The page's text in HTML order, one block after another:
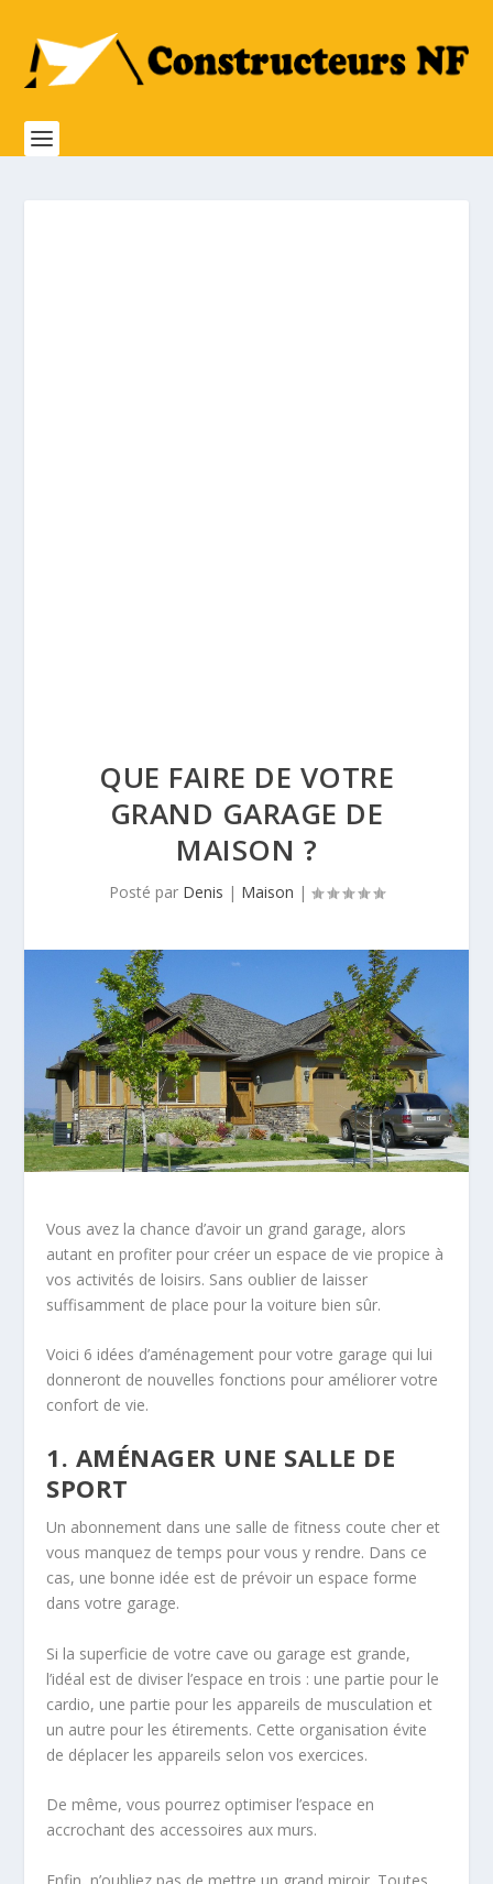
QUE FAIRE DE VOTRE
GRAND GARAGE DE
MAISON ?
Posté par Denis | Maison |
Vous avez la chance d’avoir un grand garage, alors
autant en profiter pour créer un espace de vie propice à
vos activités de loisirs. Sans oublier de laisser
suffisamment de place pour la voiture bien sûr.
Voici 6 idées d’aménagement pour votre garage qui lui
donneront de nouvelles fonctions pour améliorer votre
confort de vie.
1. AMÉNAGER UNE SALLE DE
SPORT
Un abonnement dans une salle defitness coute cher et
vous manquez de temps pour vous y rendre. Dans ce
cas, une bonne idée est de prévoir un espace forme
dans votre garage.
Si la superficie de votre cave ou garage est grande,
l’idéal est de diviser l’espace en trois : une partie pour le
cardio, une partie pour les appareils de musculation et
un autre pour les étirements. Cette organisation évite
de déplacer les appareils selon vos exercices.
De même, vous pourrez optimiser l’espace en
accrochant des accessoires aux murs.
Enfin, n’oubliez pas de mettre un grand miroir. Toutes